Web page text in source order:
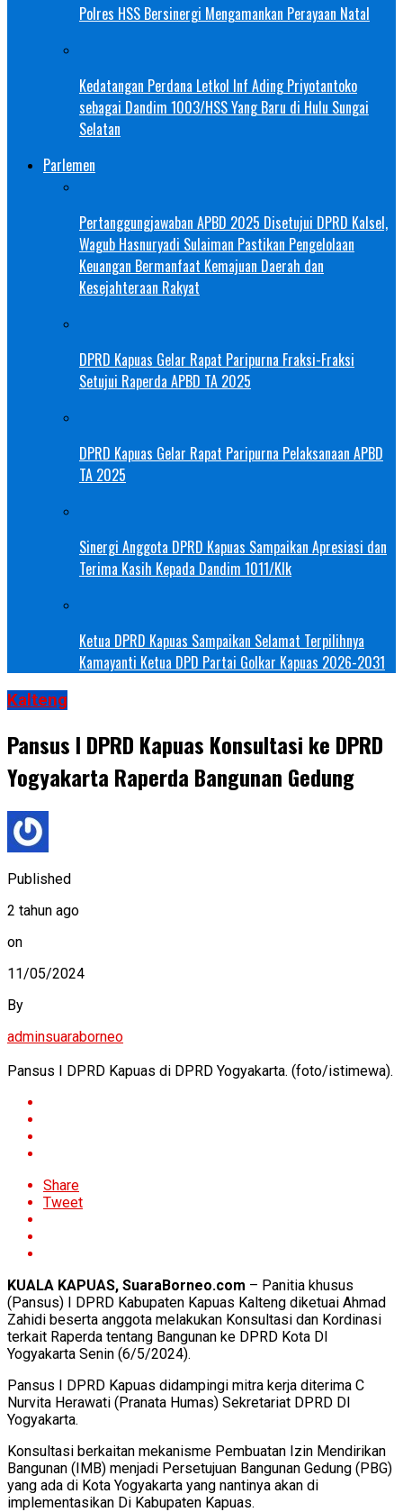
Polres HSS Bersinergi Mengamankan Perayaan Natal
Kedatangan Perdana Letkol Inf Ading Priyotantoko
sebagai Dandim 1003/HSS Yang Baru di Hulu Sungai
Selatan
Parlemen
Pertanggungjawaban APBD 2025 Disetujui DPRD Kalsel,
Wagub Hasnuryadi Sulaiman Pastikan Pengelolaan
Keuangan Bermanfaat Kemajuan Daerah dan
Kesejahteraan Rakyat
DPRD Kapuas Gelar Rapat Paripurna Fraksi-Fraksi
Setujui Raperda APBD TA 2025
DPRD Kapuas Gelar Rapat Paripurna Pelaksanaan APBD
TA 2025
Sinergi Anggota DPRD Kapuas Sampaikan Apresiasi dan
Terima Kasih Kepada Dandim 1011/Klk
Ketua DPRD Kapuas Sampaikan Selamat Terpilihnya
Kamayanti Ketua DPD Partai Golkar Kapuas 2026-2031
Kalteng
Pansus I DPRD Kapuas Konsultasi ke DPRD
Yogyakarta Raperda Bangunan Gedung
Published
2 tahun ago
on
11/05/2024
By
adminsuaraborneo
Pansus I DPRD Kapuas di DPRD Yogyakarta. (foto/istimewa).
Share
Tweet
KUALA KAPUAS, SuaraBorneo.com – Panitia khusus
(Pansus) I DPRD Kabupaten Kapuas Kalteng diketuai Ahmad
Zahidi beserta anggota melakukan Konsultasi dan Kordinasi
terkait Raperda tentang Bangunan ke DPRD Kota DI
Yogyakarta Senin (6/5/2024).
Pansus I DPRD Kapuas didampingi mitra kerja diterima C
Nurvita Herawati (Pranata Humas) Sekretariat DPRD DI
Yogyakarta.
Konsultasi berkaitan mekanisme Pembuatan Izin Mendirikan
Bangunan (IMB) menjadi Persetujuan Bangunan Gedung (PBG)
yang ada di Kota Yogyakarta yang nantinya akan di
implementasikan Di Kabupaten Kapuas.